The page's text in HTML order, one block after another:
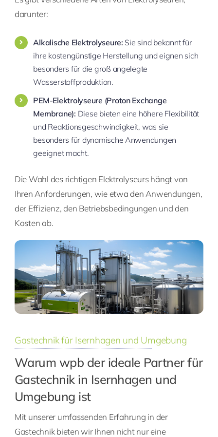
darunter:
Alkalische Elektrolyseure: Sie sind bekannt für
ihre kostengünstige Herstellung und eignen sich
besonders für die groß angelegte
Wasserstoffproduktion.
PEM-Elektrolyseure (Proton Exchange
Membrane): Diese bieten eine höhere Flexibilität
und Reaktionsgeschwindigkeit, was sie
besonders für dynamische Anwendungen
geeignet macht.
Die Wahl des richtigen Elektrolyseurs hängt von
Ihren Anforderungen, wie etwa den Anwendungen,
der Effizienz, den Betriebsbedingungen und den
Kosten ab.
Gastechnik für Isernhagen und Umgebung
Warum wpb der ideale Partner für
Gastechnik in Isernhagen und
Umgebung ist
Mit unserer umfassenden Erfahrung in der
Gastechnik bieten wir Ihnen nicht nur eine